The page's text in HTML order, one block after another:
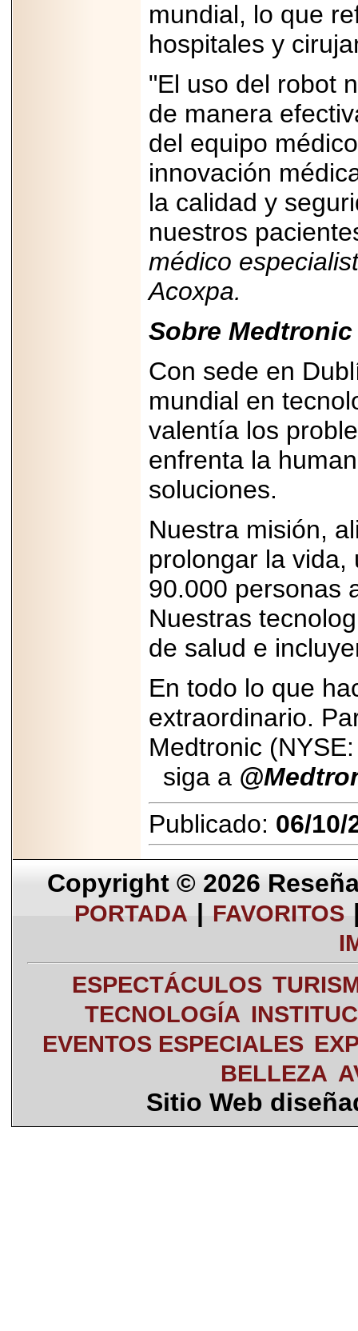
mundial, lo que
hospitales y
"El uso del robot
de manera
del equipo
innovación
la calidad y
nuestros
médico
Acoxpa.
Sobre Medtronic
Con sede en
mundial en
valentía los
enfrenta la
soluciones.
Nuestra misión,
prolongar la vida,
90.000 personas
Nuestras
de salud e
En todo lo que
extraordinario.
Medtronic
siga a
Publicado: 06/10/
Copyright © 2026
PORTADA | FAVORITOS
ESPECTÁCULOS
TECNOLOGÍA
EVENTOS ESPECIALES
BELLEZA
Sitio Web